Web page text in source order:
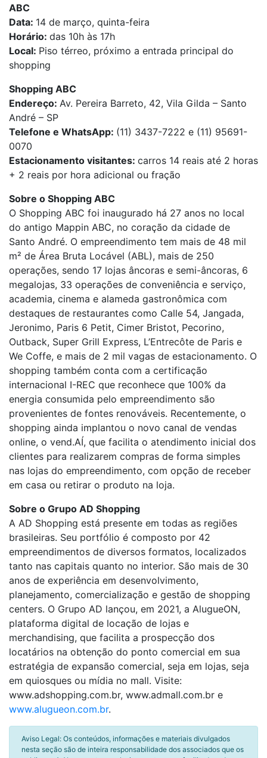
ABC
Data: 14 de março, quinta-feira
Horário: das 10h às 17h
Local: Piso térreo, próximo a entrada principal do
shopping
Shopping ABC
Endereço: Av. Pereira Barreto, 42, Vila Gilda – Santo
André – SP
Telefone e WhatsApp: (11) 3437-7222 e (11) 95691-
0070
Estacionamento visitantes: carros 14 reais até 2 horas
+ 2 reais por hora adicional ou fração
Sobre o Shopping ABC
O Shopping ABC foi inaugurado há 27 anos no local
do antigo Mappin ABC, no coração da cidade de
Santo André. O empreendimento tem mais de 48 mil
m² de Área Bruta Locável (ABL), mais de 250
operações, sendo 17 lojas âncoras e semi-âncoras, 6
megalojas, 33 operações de conveniência e serviço,
academia, cinema e alameda gastronômica com
destaques de restaurantes como Calle 54, Jangada,
Jeronimo, Paris 6 Petit, Cimer Bristot, Pecorino,
Outback, Super Grill Express, L’Entrecôte de Paris e
We Coffe, e mais de 2 mil vagas de estacionamento. O
shopping também conta com a certificação
internacional I-REC que reconhece que 100% da
energia consumida pelo empreendimento são
provenientes de fontes renováveis. Recentemente, o
shopping ainda implantou o novo canal de vendas
online, o vend.AÍ, que facilita o atendimento inicial dos
clientes para realizarem compras de forma simples
nas lojas do empreendimento, com opção de receber
em casa ou retirar o produto na loja.
Sobre o Grupo AD Shopping
A AD Shopping está presente em todas as regiões
brasileiras. Seu portfólio é composto por 42
empreendimentos de diversos formatos, localizados
tanto nas capitais quanto no interior. São mais de 30
anos de experiência em desenvolvimento,
planejamento, comercialização e gestão de shopping
centers. O Grupo AD lançou, em 2021, a AlugueON,
plataforma digital de locação de lojas e
merchandising, que facilita a prospecção dos
locatários na obtenção do ponto comercial em sua
estratégia de expansão comercial, seja em lojas, seja
em quiosques ou mídia no mall. Visite:
www.adshopping.com.br, www.admall.com.br e
www.alugueon.com.br.
Aviso Legal: Os conteúdos, informações e materiais divulgados
nesta seção são de inteira responsabilidade dos associados que os